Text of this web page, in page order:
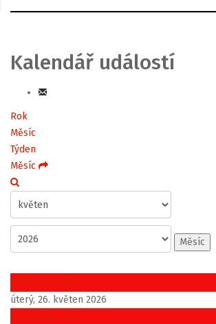
Kalendář událostí
Rok
Měsíc
Týden
Měsíc
Měsíc
Předchozí den
úterý, 26. květen 2026
Následující den